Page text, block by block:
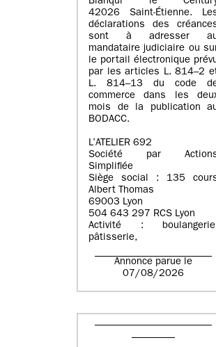
42026 Saint-Étienne.
déclarations des
sont à adresser
mandataire judiciaire ou
le portail électronique
par les articles L. 814–2
L. 814–13 du code
commerce dans les
mois de la publication
BODACC.
L’ATELIER 692
Société par
Simplifiée
Siège social : 135
Albert Thomas
69003 Lyon
504 643 297 RCS Lyon
Activité :
pâtisserie,
Annonce parue le
07/08/2026